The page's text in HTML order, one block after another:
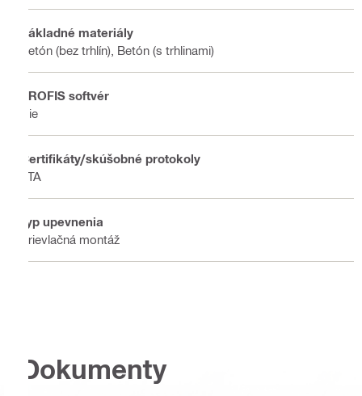
Základné materiály
Betón (bez trhlín), Betón (s trhlinami)
PROFIS softvér
Nie
Certifikáty/skúšobné protokoly
ETA
Typ upevnenia
Prievlačná montáž
Dokumenty